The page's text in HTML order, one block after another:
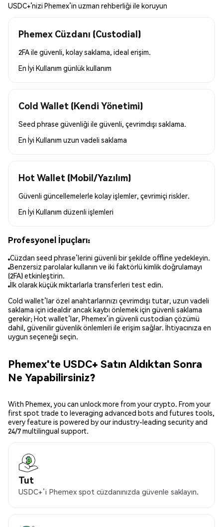
USDC+’nizi Phemex’in uzman rehberliği ile koruyun
Phemex Cüzdanı (Custodial)
2FA ile güvenli, kolay saklama, ideal erişim.
En İyi Kullanım günlük kullanım
Cold Wallet (Kendi Yönetimi)
Seed phrase güvenliği ile güvenli, çevrimdışı saklama.
En İyi Kullanım uzun vadeli saklama
Hot Wallet (Mobil/Yazılım)
Güvenli güncellemelerle kolay işlemler, çevrimiçi riskler.
En İyi Kullanım düzenli işlemleri
Profesyonel İpuçları:
Cüzdan seed phrase’lerini güvenli bir şekilde offline yedekleyin.
Benzersiz parolalar kullanın ve iki faktörlü kimlik doğrulamayı
(2FA) etkinleştirin.
İlk olarak küçük miktarlarla transferleri test edin.
Cold wallet’lar özel anahtarlarınızı çevrimdışı tutar, uzun vadeli
saklama için idealdir ancak kaybı önlemek için güvenli saklama
gerekir; Hot wallet’lar, Phemex’in güvenli custodian çözümü
dahil, güvenilir güvenlik önlemleri ile erişim sağlar. İhtiyacınıza en
uygun seçeneği seçin.
Phemex'te USDC+ Satın Aldıktan Sonra
Ne Yapabilirsiniz?
With Phemex, you can unlock more from your crypto. From your
first spot trade to leveraging advanced bots and futures tools,
every feature is powered by our industry-leading security and
24/7 multilingual support.
Tut
USDC+’i Phemex spot cüzdanınızda güvenle saklayın.